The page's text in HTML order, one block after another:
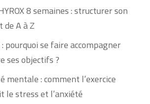
8 semaines : structurer son
A à Z
pourquoi se faire accompagner
ses objectifs ?
mentale : comment l’exercice
le stress et l’anxiété